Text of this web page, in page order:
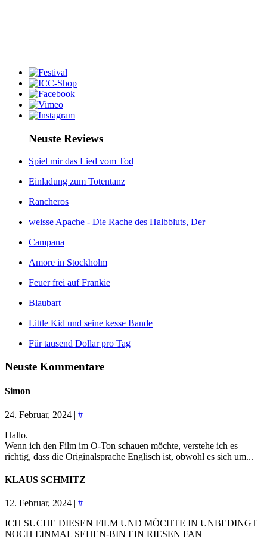
Neuste Reviews
Spiel mir das Lied vom Tod
Einladung zum Totentanz
Rancheros
weisse Apache - Die Rache des Halbbluts, Der
Campana
Amore in Stockholm
Feuer frei auf Frankie
Blaubart
Little Kid und seine kesse Bande
Für tausend Dollar pro Tag
Neuste Kommentare
Simon
24. Februar, 2024 | #
Hallo.
Wenn ich den Film im O-Ton schauen möchte, verstehe ich es
richtig, dass die Originalsprache Englisch ist, obwohl es sich um...
KLAUS SCHMITZ
12. Februar, 2024 | #
ICH SUCHE DIESEN FILM UND MÖCHTE IN UNBEDINGT
NOCH EINMAL SEHEN-BIN EIN RIESEN FAN